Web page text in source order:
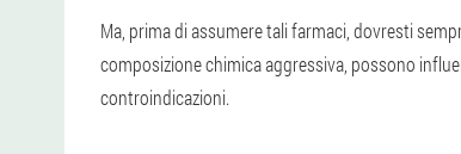
Ma, prima di assumere tali farmaci, dovresti
composizione chimica aggressiva, possono
controindicazioni.